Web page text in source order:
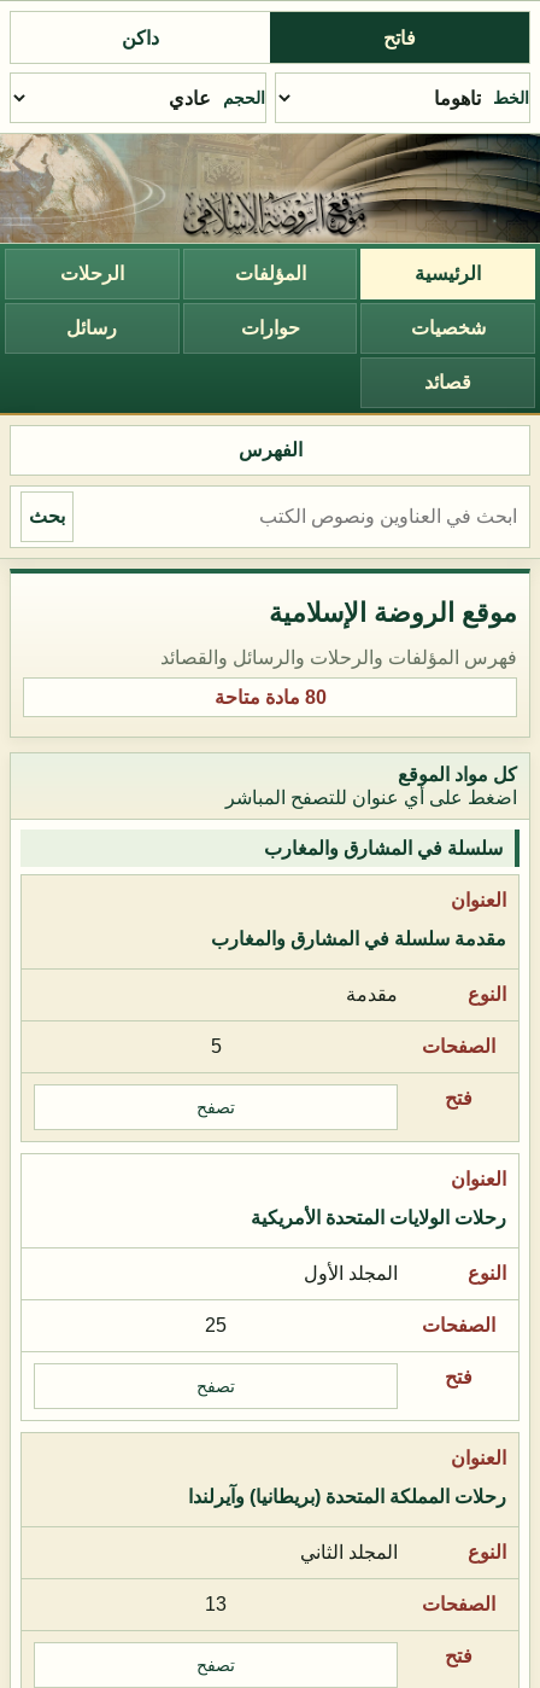
فاتح داكن
الخط الحجم
الرئيسية المؤلفات الرحلات
شخصيات حوارات رسائل
قصائد
الفهرس
بحث
موقع الروضة الإسلامية
فهرس المؤلفات والرحلات والرسائل والقصائد
80 مادة متاحة
كل مواد الموقع
اضغط على أي عنوان للتصفح المباشر
سلسلة في المشارق والمغارب
مقدمة سلسلة في المشارق والمغارب
مقدمة
5
تصفح
رحلات الولايات المتحدة الأمريكية
المجلد الأول
25
تصفح
رحلات المملكة المتحدة (بريطانيا) وآيرلندا
المجلد الثاني
13
تصفح